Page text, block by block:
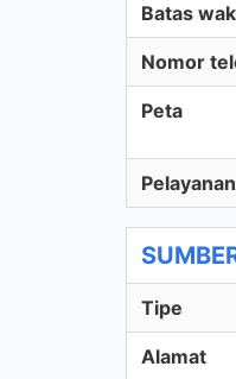
Batas
Nomor
Peta
Pelayanan
Tipe
Alamat